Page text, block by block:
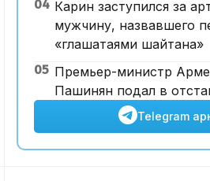
04 Карин заступился за
мужчину, назвавшего
«глашатаями шайтана»
05 Премьер-министр
Пашинян подал в
Telegram